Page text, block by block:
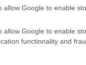
allow Google to enable
allow Google to enable
functionality and
σε
σύνδεση
περασμένο
να